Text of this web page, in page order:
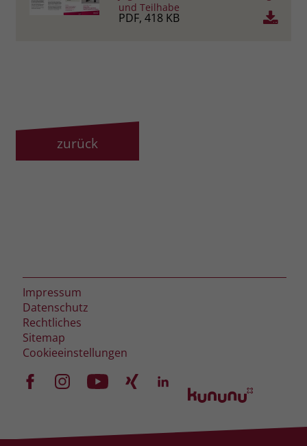
und Teilhabe
PDF, 418 KB
zurück
Impressum
Datenschutz
Rechtliches
Sitemap
Cookieeinstellungen